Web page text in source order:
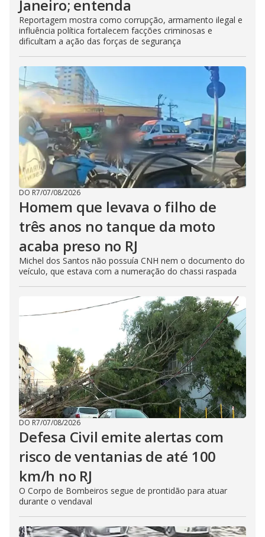
Janeiro; entenda
Reportagem mostra como corrupção, armamento ilegal e
influência política fortalecem facções criminosas e
dificultam a ação das forças de segurança
DO R7/07/08/2026
Homem que levava o filho de
três anos no tanque da moto
acaba preso no RJ
Michel dos Santos não possuía CNH nem o documento do
veículo, que estava com a numeração do chassi raspada
DO R7/07/08/2026
Defesa Civil emite alertas com
risco de ventanias de até 100
km/h no RJ
O Corpo de Bombeiros segue de prontidão para atuar
durante o vendaval